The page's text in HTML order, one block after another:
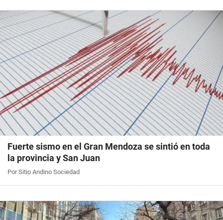
Fuerte sismo en el Gran Mendoza se sintió en toda
la provincia y San Juan
Por Sitio Andino Sociedad